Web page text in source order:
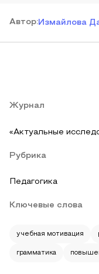
Автор:Измайлова
Журнал
«Актуальные
Рубрика
Педагогика
Ключевые слова
учебная мотивация
грамматика